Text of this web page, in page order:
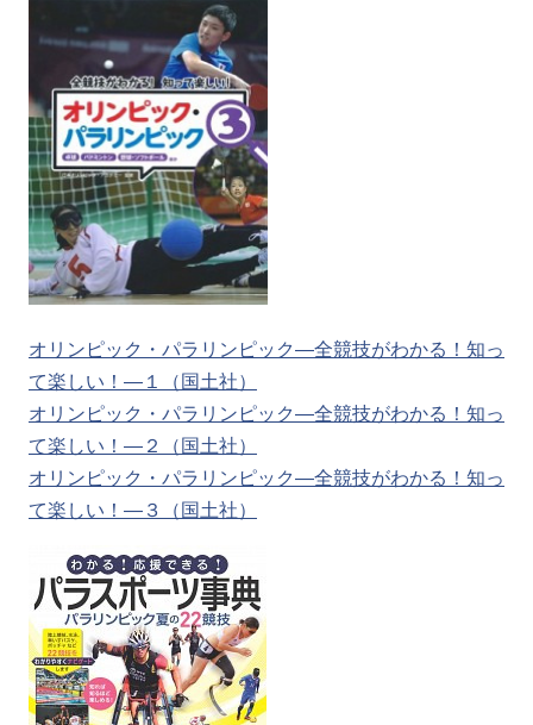
オリンピック・パラリンピック―全競技がわかる！知っ
て楽しい！―１（国土社）
オリンピック・パラリンピック―全競技がわかる！知っ
て楽しい！―２（国土社）
オリンピック・パラリンピック―全競技がわかる！知っ
て楽しい！―３（国土社）